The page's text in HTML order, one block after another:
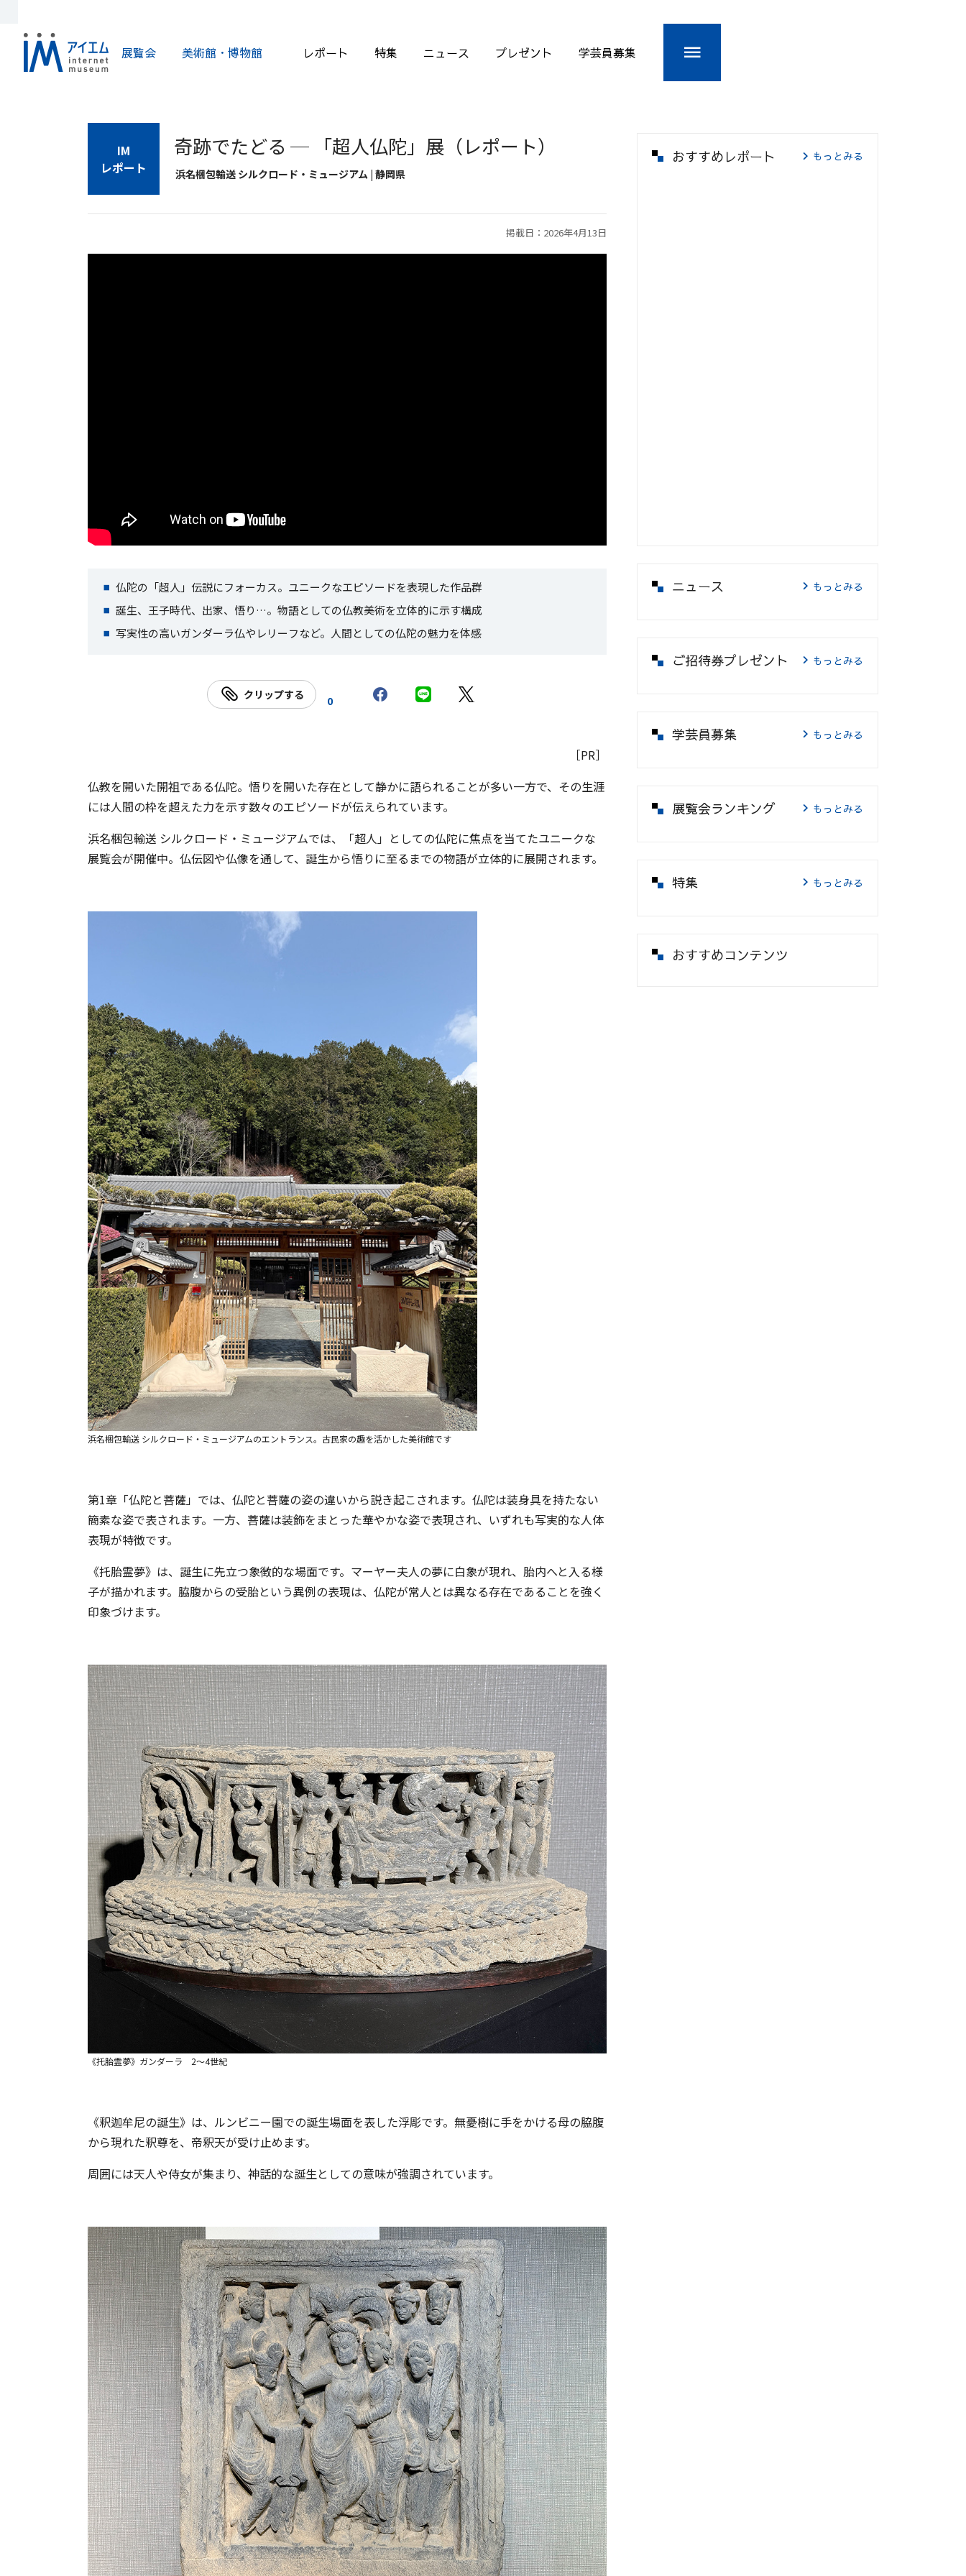
展覧会 美術館・博物館 レポート 特集 ニュース プレゼント 学芸員募集
IM
レポート
奇跡でたどる ─ 「超人仏陀」展（レポート）
浜名梱包輸送 シルクロード・ミュージアム | 静岡県
掲載日：2026年4月13日
仏陀の「超人」伝説にフォーカス。ユニークなエピソードを表現した作品群
誕生、王子時代、出家、悟り…。物語としての仏教美術を立体的に示す構成
写実性の高いガンダーラ仏やレリーフなど。人間としての仏陀の魅力を体感
クリップする 0
［PR］
仏教を開いた開祖である仏陀。悟りを開いた存在として静かに語られることが多い一方で、その生涯
には人間の枠を超えた力を示す数々のエピソードが伝えられています。
浜名梱包輸送 シルクロード・ミュージアムでは、「超人」としての仏陀に焦点を当てたユニークな
展覧会が開催中。仏伝図や仏像を通して、誕生から悟りに至るまでの物語が立体的に展開されます。
浜名梱包輸送 シルクロード・ミュージアムのエントランス。古民家の趣を活かした美術館です
第1章「仏陀と菩薩」では、仏陀と菩薩の姿の違いから説き起こされます。仏陀は装身具を持たない
簡素な姿で表されます。一方、菩薩は装飾をまとった華やかな姿で表現され、いずれも写実的な人体
表現が特徴です。
《托胎霊夢》は、誕生に先立つ象徴的な場面です。マーヤー夫人の夢に白象が現れ、胎内へと入る様
子が描かれます。脇腹からの受胎という異例の表現は、仏陀が常人とは異なる存在であることを強く
印象づけます。
《托胎霊夢》ガンダーラ 2～4世紀
《釈迦牟尼の誕生》は、ルンビニー園での誕生場面を表した浮彫です。無憂樹に手をかける母の脇腹
から現れた釈尊を、帝釈天が受け止めます。
周囲には天人や侍女が集まり、神話的な誕生としての意味が強調されています。
おすすめレポート もっとみる
ニュース もっとみる
ご招待券プレゼント もっとみる
学芸員募集 もっとみる
展覧会ランキング もっとみる
特集 もっとみる
おすすめコンテンツ